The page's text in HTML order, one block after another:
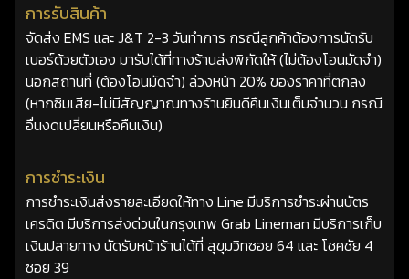
การรับสินค้า
จัดส่ง EMS และ J&T 2-3 วันทำการ กรณีลูกค้าต้องการนัดรับ
เบอร์ด้วยตัวเอง มารับได้ที่ทางร้านส่งพิกัดให้ (ไม่ต้องโอนมัดจำ)
นอกสถานที่ (ต้องโอนมัดจำ) ล่วงหน้า 20% ของราคาที่ตกลง
(หากซิมเสีย-ไม่มีสัญญาณทางร้านยินดีคืนเงินเต็มจำนวน กรณี
อื่นงดเปลี่ยนหรือคืนเงิน)
การชำระเงิน
การชำระเงินส่งรายละเอียดให้ทาง Line มีบริการชำระผ่านบัตร
เครดิต มีบริการส่งด่วนในกรุงเทพ Grab Lineman มีบริการเก็บ
เงินปลายทาง นัดรับหน้าร้านได้ที่ สุขุมวิทซอย 64 และ โชคชัย 4
ซอย 39